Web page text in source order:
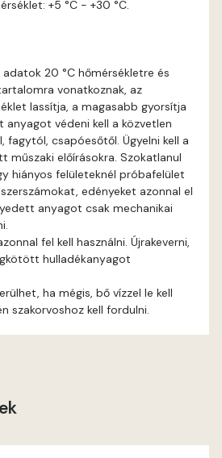
Egyptian orange E
Fig-brown E
Fir E
Graphit E
Grass-green E
Heide C
Heide D
+5 °C - +30 °C.
20 °C hőmérsékletre és
vonatkoznak, az
lassítja, a magasabb gyorsítja
védeni kell a közvetlen
fagytól, csapóesőtől. Ügyelni kell a
műszaki előírásokra. Szokatlanul
hiányos felületeknél próbafelület
edényeket azonnal el
anyagot csak mechanikai
fel kell használni. Újrakeverni,
hulladékanyagot
ha mégis, bő vízzel le kell
szakorvoshoz kell fordulni.